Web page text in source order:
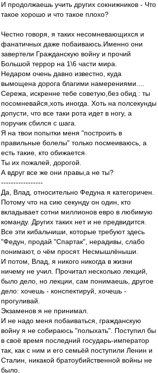
И продолжаешь учить других сокнижников - Что
такое хорошо и что такое плохо?
Честно говоря, я таких несомневающихся и
фанатичных даже побаиваюсь.Именно они
завертели Гражданскую войну и прочий
Большой террор на 1\6 части мира.
Недаром очень давно известно, куда
вымощена дорога благими намерениями....
Сережа, искренне тебе советую,без обид : ты
посомневайся,хоть иногда. Хоть на полсекунды
допусти, что все таки рота идет в ногу, а
поручик сбился с шага.
Я на твои попытки меня "построить в
правильные болелы" только посмеиваюсь, а
есть такие, кто обижается.
Ты их пожалей, дорогой.
А вдруг все же они правы,а не ты?
-----------------
Да, Влад, относительно Федуна я категоричен.
Потому что на сию секунду он один, кто
вкладывает сотни миллионов евро в любимую
команду. Других таких нет и не предвидится.
Все эти кибальчиши, которые требуют здесь
"Федун, продай "Спартак", нерадивы, слабо
понимают, о чём просят. Несмышлёныши.
И потом, Влад, я никого никогда в жизни
ничему не учил. Прочитал несколько лекций,
было дело, но лекции, сам понимаешь, другое
дело: хочешь - конспектируй, хочешь -
прогуливай.
Экзаменов я не принимал.
И не надо меня побаиваться, гражданскую
войну я не собираюсь "полыхать". Поступил бы
в своё время последний государь-император
так, как с ним и его семьёй поступили Ленин и
Сталин, никакой братоубийственной войны не
было.